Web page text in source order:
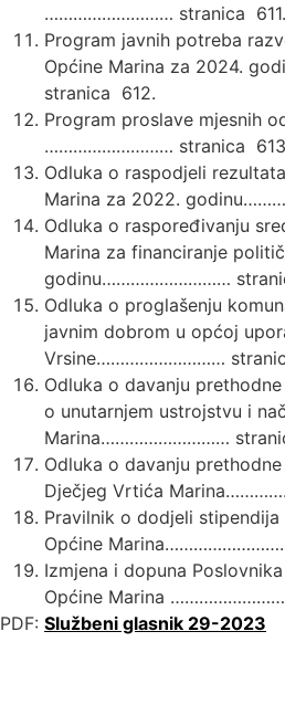
……………………… stranica 611.
Program javnih potreba
Općine Marina za 2024.
stranica 612.
Program proslave mjesnih
……………………… stranica
Odluka o raspodjeli
Marina za 2022.
Odluka o raspoređivanju
Marina za financiranje
godinu………………………
Odluka o proglašenju
javnim dobrom u općoj
Vrsine………………………
Odluka o davanju
o unutarnjem ustrojstvu i
Marina………………………
Odluka o davanju
Dječjeg Vrtića
Pravilnik o dodjeli
Općine
Izmjena i dopuna
Općine Marina
PDF: Službeni glasnik 29-2023